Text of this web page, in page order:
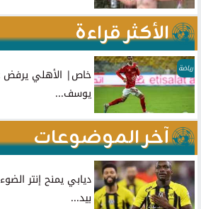
الأكثر قراءة
رياضة
خاص| الأهلي يرفض
يوسف...
آخر الموضوعات
ديابي يمنح إنتر
بيد...